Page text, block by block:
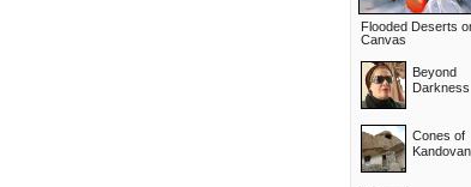
Flooded Deserts
Canvas
Beyond
Darkness
Cones of
Kandovan